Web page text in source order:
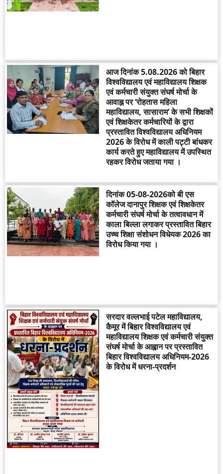
आज दिनांक 5.08.2026 को बिहार
विश्वविद्यालय एवं महाविद्यालय शिक्षक
एवं कर्मचारी संयुक्त संघर्ष मोर्चा के
आवाह्न पर ‘रोहतास महिला
महाविद्यालय, सासाराम’ के सभी शिक्षकों
एवं शिक्षकेतर कर्मचारियों के द्वारा
प्रस्तावित विश्वविद्यालय अधिनियम
2026 के विरोध में काली पट्टी बांधकर
कार्य करते हुए महाविद्यालय में उपस्थित
रहकर विरोध जताया गया ।
दिनांक 05-08-2026को बी एस
कॉलेज दानापुर शिक्षक एवं शिक्षकेतर
कर्मचारी संघर्ष मोर्चा के तत्वावधान में
काला बिल्ला लगाकर प्रस्तावित बिहार
उच्च शिक्षा संशोधन विधेयक 2026 का
विरोध किया गया ।
सरदार वल्लभाई पटेल महाविद्यालय,
कैमूर में बिहार विश्वविद्यालय एवं
महाविद्यालय शिक्षक एवं कर्मचारी संयुक्त
संघर्ष मोर्चा के आह्वान पर प्रस्तावित
बिहार विश्वविद्यालय अधिनियम-2026
के विरोध में धरना-प्रदर्शन